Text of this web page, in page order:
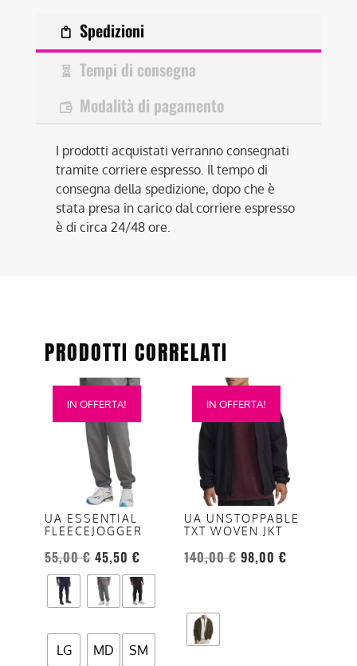
Spedizioni
Tempi di consegna
Modalità di pagamento
I prodotti acquistati verranno consegnati
tramite corriere espresso. Il tempo di
consegna della spedizione, dopo che è
stata presa in carico dal corriere espresso
è di circa 24/48 ore.
PRODOTTI CORRELATI
IN OFFERTA!
UA ESSENTIAL
FLEECEJOGGER
55,00€ 45,50 €
LG MD SM
Questo
prodotto
varianti.
opzioni
possono
essere
scelte
nella
del
prodotto
IN OFFERTA!
UA UNSTOPPABLE
TXT WOVEN JKT
140,00€ 98,00 €
Questo
prodotto
più
varianti.
opzioni
possono
essere
pagina
del